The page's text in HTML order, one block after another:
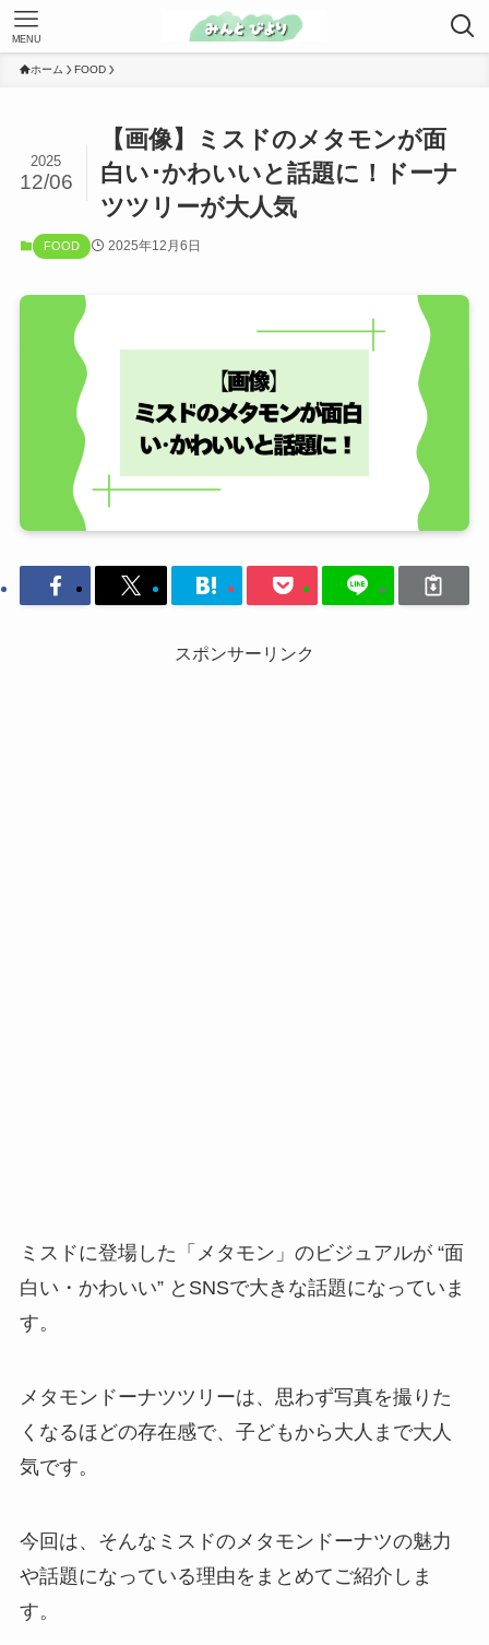
MENU
ホーム FOOD
【画像】ミスドのメタモンが面
白い･かわいいと話題に！ドーナ
ツツリーが大人気
2025
12/06
FOOD 2025年12月6日
スポンサーリンク
ミスドに登場した「メタモン」のビジュアルが “面
白い・かわいい” とSNSで大きな話題になっていま
す。
メタモンドーナツツリーは、思わず写真を撮りた
くなるほどの存在感で、子どもから大人まで大人
気です。
今回は、そんなミスドのメタモンドーナツの魅力
や話題になっている理由をまとめてご紹介しま
す。